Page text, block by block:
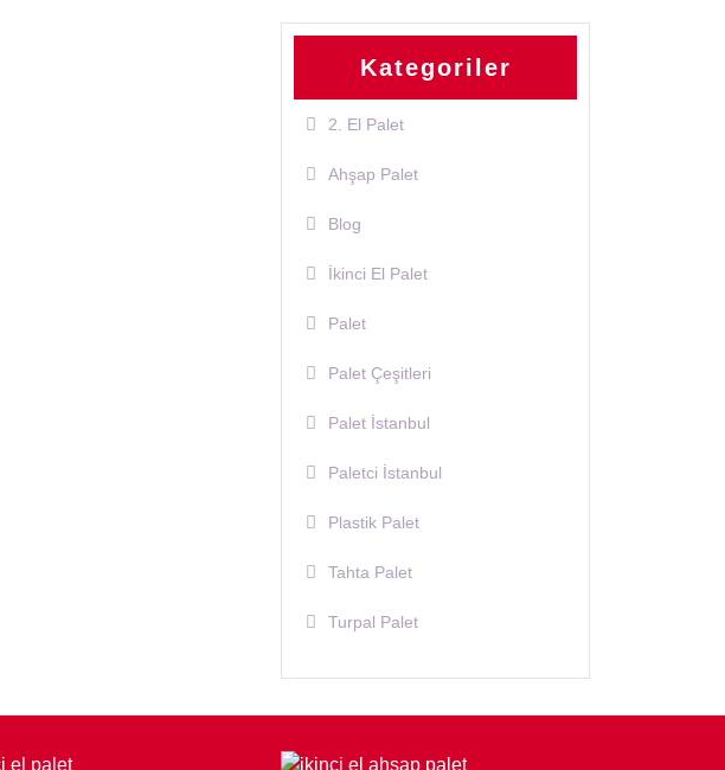
Kategoriler
2. El Palet
Ahşap Palet
Blog
İkinci El Palet
Palet
Palet Çeşitleri
Palet İstanbul
Paletci İstanbul
Plastik Palet
Tahta Palet
Turpal Palet